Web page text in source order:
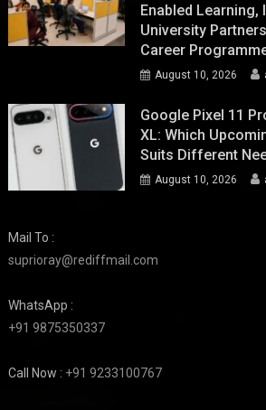
Enabled Learning,
University
Career
August 10, 2026
Google Pixel 11
XL: Which
Suits Different
August 10, 2026
Mail To :
suprioray@rediffmail.com
WhatsApp :
+91 9875350337
Call Now : +91 9233100767